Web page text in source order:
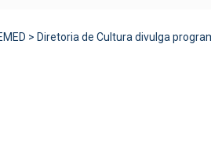
> Diretoria de Cultura divulga